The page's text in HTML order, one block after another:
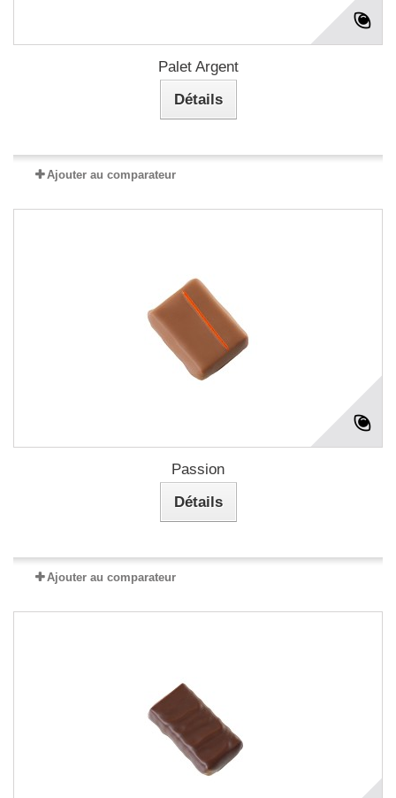
Palet Argent
Détails
Ajouter au comparateur
Passion
Détails
Ajouter au comparateur